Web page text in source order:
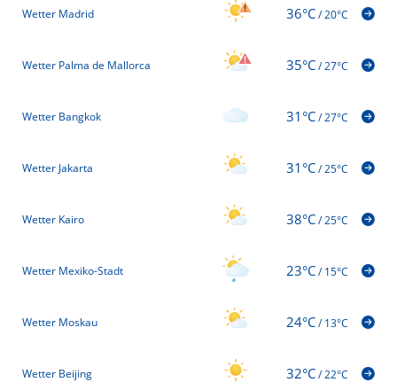
Wetter Madrid 36°C/20°C
Wetter Palma de Mallorca 35°C/27°C
Wetter Bangkok 31°C/27°C
Wetter Jakarta 31°C/25°C
Wetter Kairo 38°C/25°C
Wetter Mexiko-Stadt 23°C/15°C
Wetter Moskau 24°C/13°C
Wetter Beijing 32°C/22°C